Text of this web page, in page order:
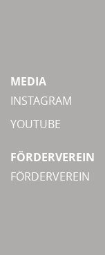
MEDIA
INSTAGRAM
YOUTUBE
FÖRDERVEREIN
FÖRDERVEREIN